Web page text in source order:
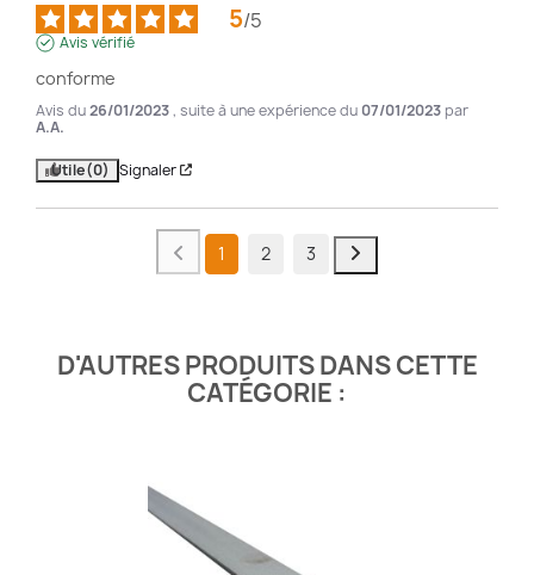
5/5
Avis vérifié
conforme
Avis du26/01/2023, suite à une expérience du 07/01/2023 par
A.A.
Utile(0) Signaler
1 2 3
D'AUTRES PRODUITS DANS CETTE
CATÉGORIE :